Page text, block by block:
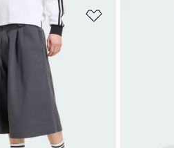
Ajouter à la